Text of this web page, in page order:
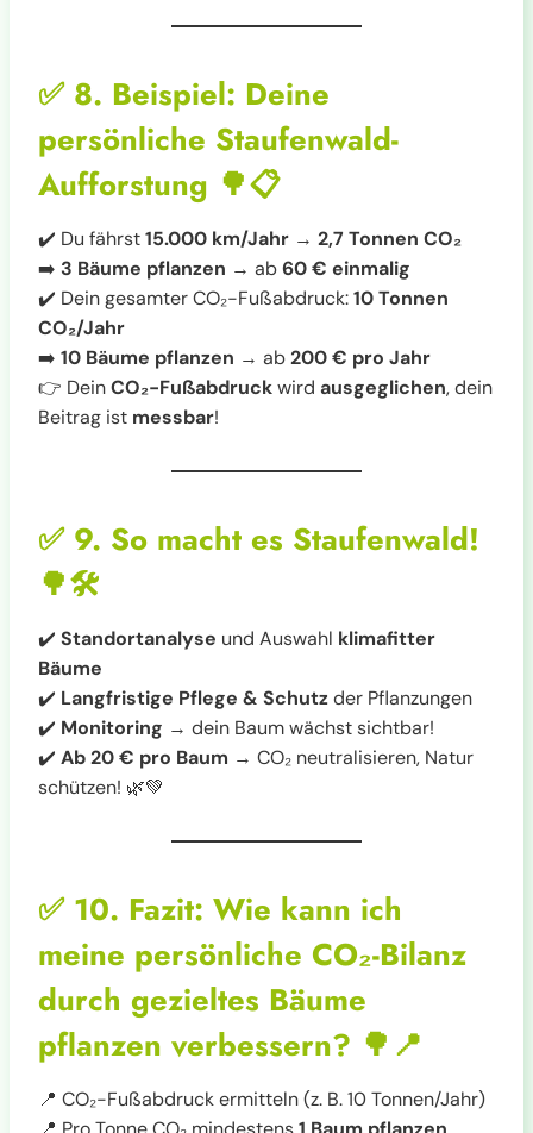
✅ 8. Beispiel: Deine
persönliche Staufenwald-
Aufforstung 🌳📋
✔️ Du fährst15.000 km/Jahr → 2,7 Tonnen CO₂
➡️ 3 Bäume pflanzen → ab60 € einmalig
✔️ Dein gesamter CO₂-Fußabdruck:10 Tonnen
CO₂/Jahr
➡️ 10 Bäume pflanzen → ab200 € pro Jahr
👉 DeinCO₂-Fußabdruckwird ausgeglichen, dein
Beitrag ist messbar!
✅ 9. So macht es Staufenwald!
🌳🛠️
✔️ Standortanalyse und Auswahl klimafitter
Bäume
✔️ Langfristige Pflege & Schutzder Pflanzungen
✔️ Monitoring → dein Baum wächst sichtbar!
✔️ Ab 20 € pro Baum → CO₂ neutralisieren, Natur
schützen! 🌿💚
✅ 10. Fazit: Wie kann ich
meine persönliche CO₂-Bilanz
durch gezieltes Bäume
pflanzen verbessern? 🌳📍
📍 CO₂-Fußabdruck ermitteln (z. B. 10 Tonnen/Jahr)